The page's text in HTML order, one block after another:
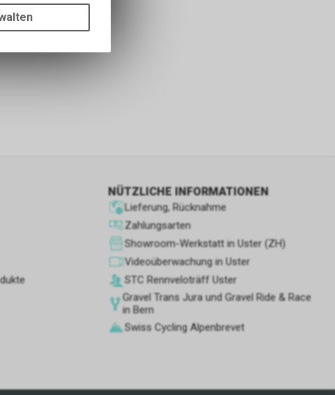
NÜTZLICHE INFORMATIONEN
Lieferung, Rücknahme
Zahlungsarten
Showroom-Werkstatt in Uster (ZH)
Videoüberwachung in Uster
STC Rennve­loträff Uster
Gravel Trans Jura und Gravel Ride & Race
in Bern
Swiss Cycling Alpenbrevet
wie die
dass die
die den
wenn sie nur
den Benutzer
Daten des
zu
im Geschäft,